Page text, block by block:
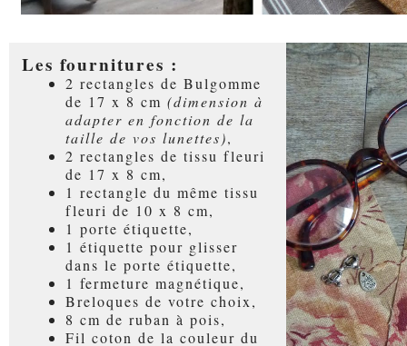
Les fournitures :
2 rectangles de Bulgomme
de 17 x 8 cm (dimension à
adapter en fonction de la
taille de vos lunettes),
2 rectangles de tissu fleuri
de 17 x 8 cm,
1 rectangle du même tissu
fleuri de 10 x 8 cm,
1 porte étiquette,
1 étiquette pour glisser
dans le porte étiquette,
1 fermeture magnétique,
Breloques de votre choix,
8 cm de ruban à pois,
Fil coton de la couleur du